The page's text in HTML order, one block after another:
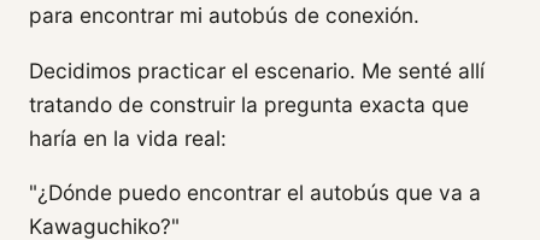
para encontrar mi autobús de conexión.
Decidimos practicar el escenario. Me senté allí
tratando de construir la pregunta exacta que
haría en la vida real:
"¿Dónde puedo encontrar el autobús que va a
Kawaguchiko?"